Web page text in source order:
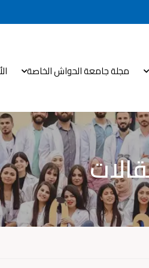
مجلة جامعة الحواش الخاصة